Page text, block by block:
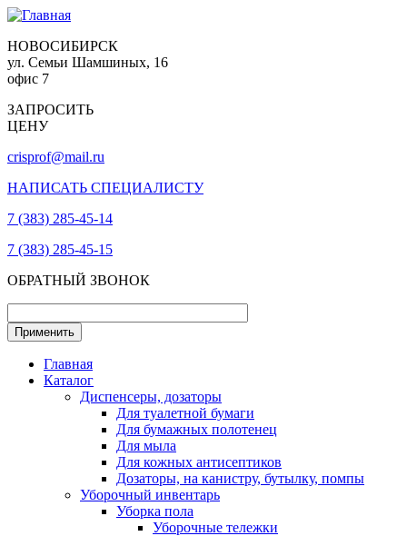
НОВОСИБИРСК
ул. Семьи Шамшиных, 16
офис 7
ЗАПРОСИТЬ
ЦЕНУ
crisprof@mail.ru
НАПИСАТЬ СПЕЦИАЛИСТУ
7 (383) 285-45-14
7 (383) 285-45-15
ОБРАТНЫЙ ЗВОНОК
Главная
Каталог
Диспенсеры, дозаторы
Для туалетной бумаги
Для бумажных полотенец
Для мыла
Для кожных антисептиков
Дозаторы, на канистру, бутылку, помпы
Уборочный инвентарь
Уборка пола
Уборочные тележки